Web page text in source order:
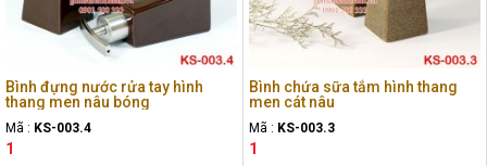
Bình đựng nước rửa tay hình
thang men nâu bóng
Mã : KS-003.4
1
Bình chứa sữa tắm hình thang
men cát nâu
Mã : KS-003.3
1